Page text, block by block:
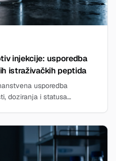
injekcije: usporedba
istraživačkih peptida
usporedba
doziranja i statusa